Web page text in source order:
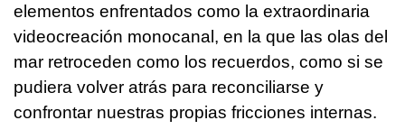
elementos enfrentados como la extraordinaria
videocreación monocanal, en la que las olas del
mar retroceden como los recuerdos, como si se
pudiera volver atrás para reconciliarse y
confrontar nuestras propias fricciones internas.